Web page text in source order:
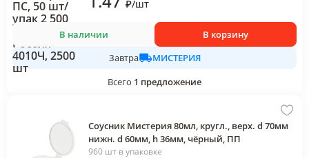
₽/шт
В наличии
В корзину
Завтра
МИСТЕРИЯ
Всего 1 предложение
Соусник Мистерия 80мл, кругл., верх. d 70мм
нижн. d 60мм, h 36мм, чёрный, ПП
960 шт в упаковке